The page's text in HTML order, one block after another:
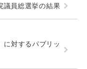
員総選挙の結果
に対するパブリッ